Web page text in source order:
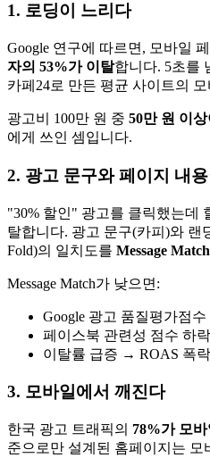
1. 로딩이 느리다
Google 연구에 따르면, 모바일
자의 53%가 이탈합니다. 5초를
카페24로 만든 평균 사이트의
광고비 100만 원 중 50만 원 이
에게 쓰인 셈입니다.
2. 광고 문구와 페이지 내
"30% 할인" 광고를 클릭했는데
탈합니다. 광고 문구(카피)와 랜
Fold)의 일치도를 Message Match
Message Match가 낮으면:
Google 광고 품질평가점
페이스북 관련성 점수 하
이탈률 급증 → ROAS 폭락
3. 모바일에서 깨진다
한국 광고 트래픽의 78%가 모바
준으로만 설계된 홈페이지는